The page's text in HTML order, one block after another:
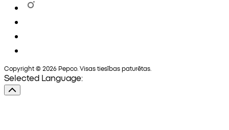
Copyright © 2026 Pepco. Visas tiesības paturētas.
Selected Language: